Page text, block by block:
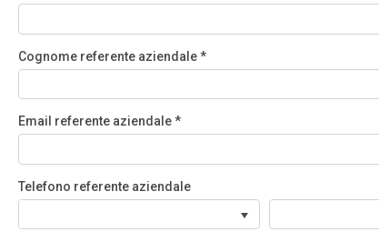
Cognome referente aziendale*
Email referente aziendale*
Telefono referente aziendale